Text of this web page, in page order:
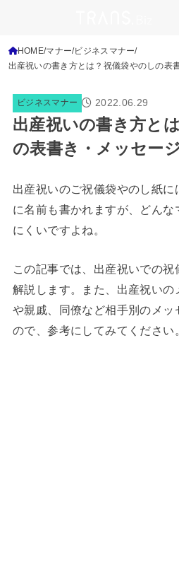
HOME マナー ビジネスマナー
出産祝いの書き方とは？祝儀袋やのしの表
ビジネスマナー 2022.06.29
出産祝いの書き方と
の表書き・メッセー
出産祝いのご祝儀袋やのし紙に
に名前も書かれますが、どんな
にくいですよね。
この記事では、出産祝いでの
解説します。また、出産祝い
や親戚、同僚など相手別のメ
ので、参考にしてみてください